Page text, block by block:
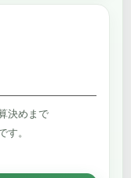
決めまで
す。